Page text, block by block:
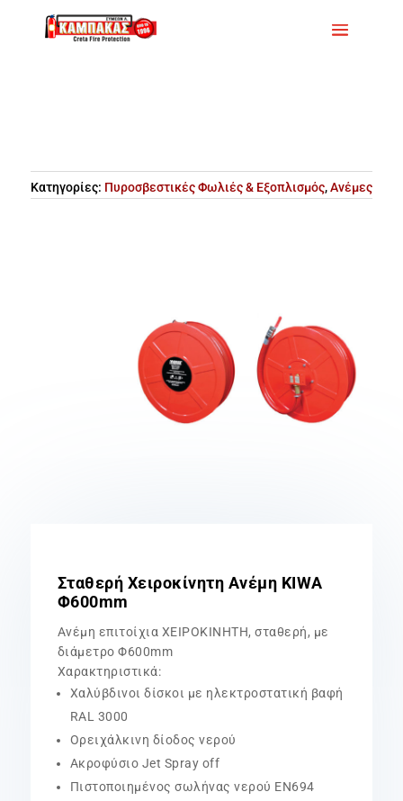
Κατηγορίες: Πυροσβεστικές Φωλιές & Εξοπλισμός,Ανέμες
Σταθερή Χειροκίνητη Ανέμη KIWA
Φ600mm
Ανέμη επιτοίχια ΧΕΙΡΟΚΙΝΗΤΗ, σταθερή, με
διάμετρο Φ600mm
Χαρακτηριστικά:
Χαλύβδινοι δίσκοι με ηλεκτροστατική βαφή
RAL 3000
Ορειχάλκινη δίοδος νερού
Ακροφύσιο Jet Spray off
Πιστοποιημένος σωλήνας νερού EN694